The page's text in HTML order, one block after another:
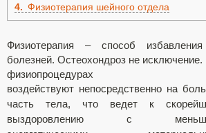
4 Физиотерапия шейного отдела
Физиотерапия – способ
болезней. Остеохондроз не
физиопроцедурах
воздействуют непосредственно на
часть тела, что ведет к
выздоровлению с